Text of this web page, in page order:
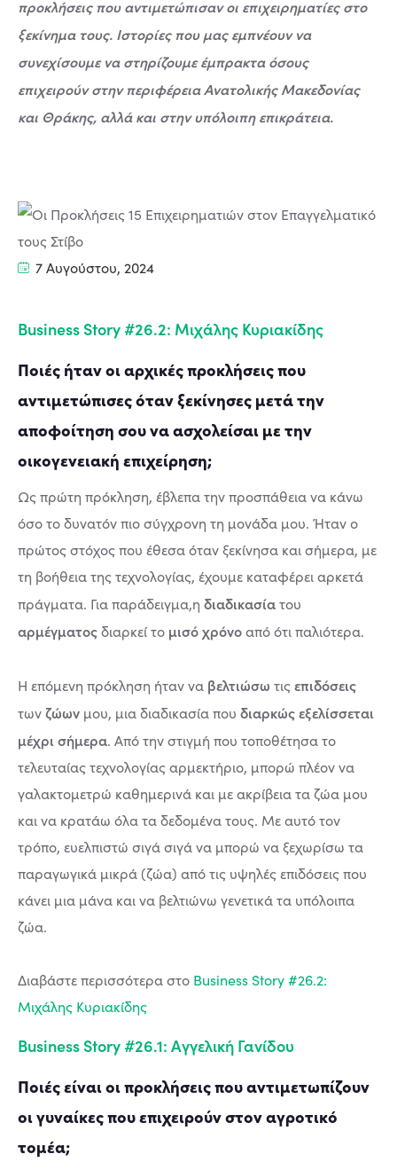
προκλήσεις που αντιμετώπισαν οι επιχειρηματίες στο
ξεκίνημα τους. Ιστορίες που μας εμπνέουν να
συνεχίσουμε να στηρίζουμε έμπρακτα όσους
επιχειρούν στην περιφέρεια Ανατολικής Μακεδονίας
και Θράκης, αλλά και στην υπόλοιπη επικράτεια.
7 Αυγούστου, 2024
Business Story #26.2: Μιχάλης Κυριακίδης
Ποιές ήταν οι αρχικές προκλήσεις που
αντιμετώπισες όταν ξεκίνησες μετά την
αποφοίτηση σου να ασχολείσαι με την
οικογενειακή επιχείρηση;
Ως πρώτη πρόκληση, έβλεπα την προσπάθεια να κάνω
όσο το δυνατόν πιο σύγχρονη τη μονάδα μου. Ήταν ο
πρώτος στόχος που έθεσα όταν ξεκίνησα και σήμερα, με
τη βοήθεια της τεχνολογίας, έχουμε καταφέρει αρκετά
πράγματα. Για παράδειγμα,η διαδικασίατου
αρμέγματοςδιαρκεί το μισό χρόνοαπό ότι παλιότερα.
Η επόμενη πρόκληση ήταν να βελτιώσω τιςεπιδόσεις
τωνζώων μου, μια διαδικασία που διαρκώς εξελίσσεται
μέχρι σήμερα. Από την στιγμή που τοποθέτησα το
τελευταίας τεχνολογίας αρμεκτήριο, μπορώ πλέον να
γαλακτομετρώ καθημερινά και με ακρίβεια τα ζώα μου
και να κρατάω όλα τα δεδομένα τους. Με αυτό τον
τρόπο, ευελπιστώ σιγά σιγά να μπορώ να ξεχωρίσω τα
παραγωγικά μικρά (ζώα) από τις υψηλές επιδόσεις που
κάνει μια μάνα και να βελτιώνω γενετικά τα υπόλοιπα
ζώα.
Διαβάστε περισσότερα στο Business Story #26.2:
Μιχάλης Κυριακίδης
Business Story #26.1: Αγγελική Γανίδου
Ποιές είναι οι προκλήσεις που αντιμετωπίζουν
οι γυναίκες που επιχειρούν στον αγροτικό
τομέα;